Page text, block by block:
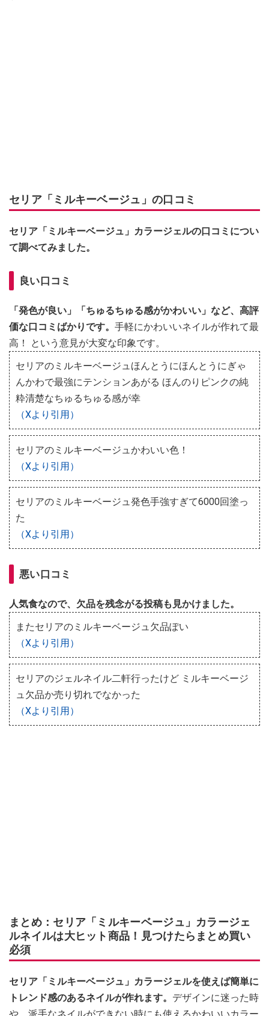
セリア「ミルキーベージュ」の口コミ
セリア「ミルキーベージュ」カラージェルの口コミについ
て調べてみました。
良い口コミ
「発色が良い」「ちゅるちゅる感がかわいい」など、高評
価な口コミばかりです。 手軽にかわいいネイルが作れて最
高！ という意見が大変な印象です。
セリアのミルキーベージュほんとうにほんとうにぎゃ
んかわで最強にテンションあがる ほんのりピンクの純
粋清楚なちゅるちゅる感が幸
（Xより引用）
セリアのミルキーベージュかわいい色！
（Xより引用）
セリアのミルキーベージュ発色手強すぎて6000回塗っ
た
（Xより引用）
悪い口コミ
人気食なので、欠品を残念がる投稿も見かけました。
またセリアのミルキーベージュ欠品ぽい
（Xより引用）
セリアのジェルネイル二軒行ったけど ミルキーベージ
ュ欠品か売り切れでなかった
（Xより引用）
まとめ：セリア「ミルキーベージュ」カラージェ
ルネイルは大ヒット商品！見つけたらまとめ買い
必須
セリア「ミルキーベージュ」カラージェルを使えば簡単に
トレンド感のあるネイルが作れます。 デザインに迷った時